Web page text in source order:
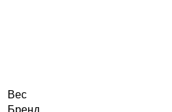
Вес
Бренд